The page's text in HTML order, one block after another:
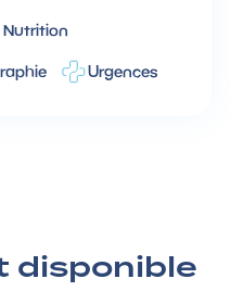
Nutrition
Urgences
disponible